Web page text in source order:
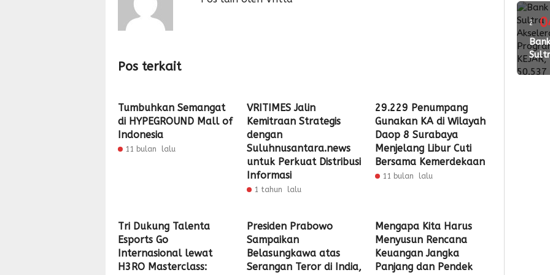
Pos terkait
Tumbuhkan Semangat
di HYPEGROUND Mall of
Indonesia
11 bulan lalu
VRITIMES Jalin
Kemitraan Strategis
dengan
Suluhnusantara.news
untuk Perkuat Distribusi
Informasi
1 tahun lalu
29.229 Penumpang
Gunakan KA di Wilayah
Daop 8 Surabaya
Menjelang Libur Cuti
Bersama Kemerdekaan
11 bulan lalu
Tri Dukung Talenta
Esports Go
Internasional lewat
H3RO Masterclass:
Presiden Prabowo
Sampaikan
Belasungkawa atas
Serangan Teror di India,
Mengapa Kita Harus
Menyusun Rencana
Keuangan Jangka
Panjang dan Pendek
2
lalu
Bank